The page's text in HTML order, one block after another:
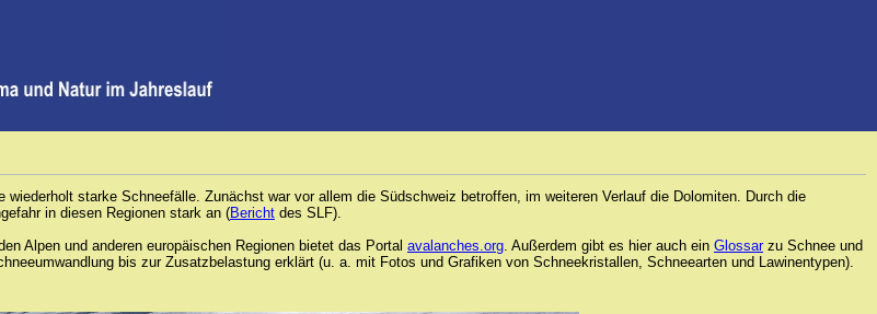
starke Schneefälle. Zunächst war vor allem die Südschweiz betroffen, im weiteren Verlauf die Dolomiten. Durch die
in diesen Regionen stark an (Bericht des SLF).
Alpen und anderen europäischen Regionen bietet das Portal avalanches.org . Außerdem gibt es hier auch ein Glossarzu Schnee und
bis zur Zusatzbelastung erklärt (u. a. mit Fotos und Grafiken von Schneekristallen, Schneearten und Lawinentypen).